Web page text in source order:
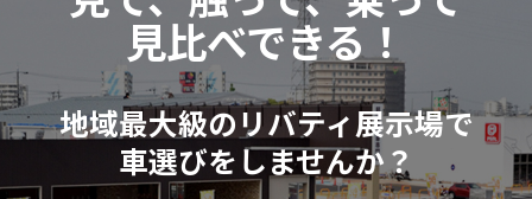
見比べできる！
地域最大級のリバティ展示場で
車選びをしませんか？